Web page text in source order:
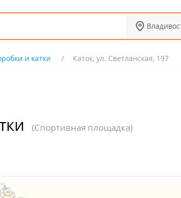
и катки Каток, ул. Светланская, 197
(Спортивная площадка)